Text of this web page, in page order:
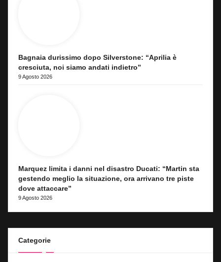
Bagnaia durissimo dopo Silverstone: “Aprilia è
cresciuta, noi siamo andati indietro”
9 Agosto 2026
Marquez limita i danni nel disastro Ducati: “Martin sta
gestendo meglio la situazione, ora arrivano tre piste
dove attaccare”
9 Agosto 2026
Categorie